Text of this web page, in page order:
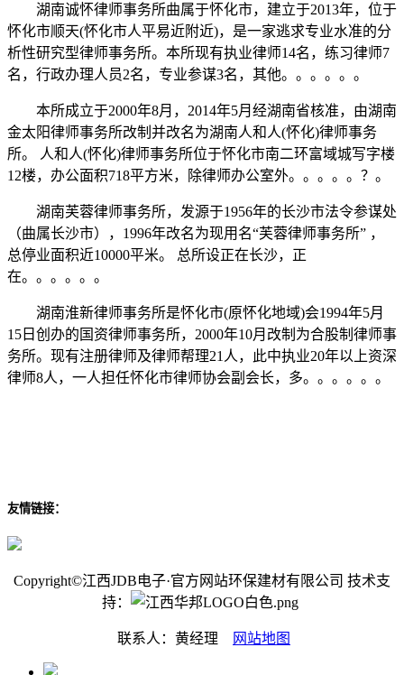
湖南诚怀律师事务所曲属于怀化市，建立于2013年，位于
怀化市顺天(怀化市人平易近附近)，是一家逃求专业水准的分
析性研究型律师事务所。本所现有执业律师14名，练习律师7
名，行政办理人员2名，专业参谋3名，其他。。。。。。
本所成立于2000年8月，2014年5月经湖南省核准，由湖南
金太阳律师事务所改制并改名为湖南人和人(怀化)律师事务
所。 人和人(怀化)律师事务所位于怀化市南二环富域城写字楼
12楼，办公面积718平方米，除律师办公室外。。。。。？。
湖南芙蓉律师事务所，发源于1956年的长沙市法令参谋处
（曲属长沙市），1996年改名为现用名“芙蓉律师事务所” ，
总停业面积近10000平米。 总所设正在长沙，正
在。。。。。。
湖南淮新律师事务所是怀化市(原怀化地域)会1994年5月
15日创办的国资律师事务所，2000年10月改制为合股制律师事
务所。现有注册律师及律师帮理21人，此中执业20年以上资深
律师8人，一人担任怀化市律师协会副会长，多。。。。。。
友情链接：
Copyright©江西JDB电子·官方网站环保建材有限公司 技术支
持：
联系人：黄经理 网站地图